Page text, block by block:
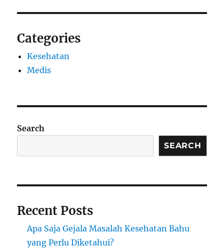
Categories
Kesehatan
Medis
Search
SEARCH
Recent Posts
Apa Saja Gejala Masalah Kesehatan Bahu
yang Perlu Diketahui?